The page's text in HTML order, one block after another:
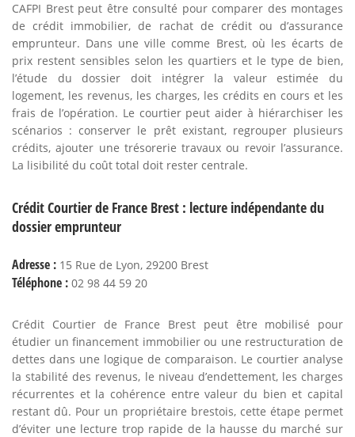
CAFPI Brest peut être consulté pour comparer des montages
de crédit immobilier, de rachat de crédit ou d’assurance
emprunteur. Dans une ville comme Brest, où les écarts de
prix restent sensibles selon les quartiers et le type de bien,
l’étude du dossier doit intégrer la valeur estimée du
logement, les revenus, les charges, les crédits en cours et les
frais de l’opération. Le courtier peut aider à hiérarchiser les
scénarios : conserver le prêt existant, regrouper plusieurs
crédits, ajouter une trésorerie travaux ou revoir l’assurance.
La lisibilité du coût total doit rester centrale.
Crédit Courtier de France Brest : lecture indépendante du
dossier emprunteur
Adresse : 15 Rue de Lyon, 29200 Brest
Téléphone : 02 98 44 59 20
Crédit Courtier de France Brest peut être mobilisé pour
étudier un financement immobilier ou une restructuration de
dettes dans une logique de comparaison. Le courtier analyse
la stabilité des revenus, le niveau d’endettement, les charges
récurrentes et la cohérence entre valeur du bien et capital
restant dû. Pour un propriétaire brestois, cette étape permet
d’éviter une lecture trop rapide de la hausse du marché sur